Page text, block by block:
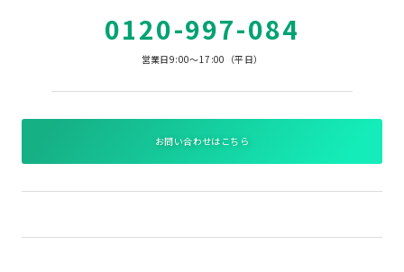
0120-997-084
営業日9:00～17:00（平日）
お問い合わせはこちら